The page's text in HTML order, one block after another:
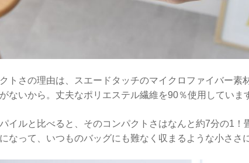
トさの理由は、スエードタッチのマイクロファイバー素
ないから。丈夫なポリエステル繊維を90％使用していま
イルと比べると、そのコンパクトさはなんと約7分の1！
になって、いつものバッグにも難なく収まるような小ささに